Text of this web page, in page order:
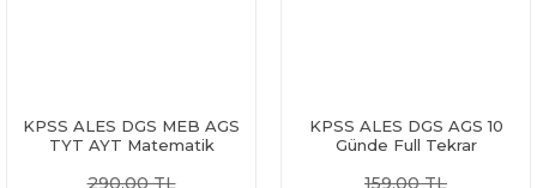
KPSS ALES DGS MEB AGS
TYT AYT Matematik
Canlı Ders Kitabı Yargı
KPSS ALES DGS AGS 10
Günde Full Tekrar
ve Konu Özetli Yargı